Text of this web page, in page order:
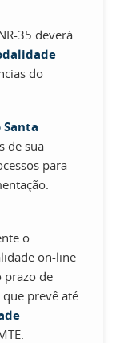
35 deverá
do
de sua
para
o
on-line
prazo de
prevê até